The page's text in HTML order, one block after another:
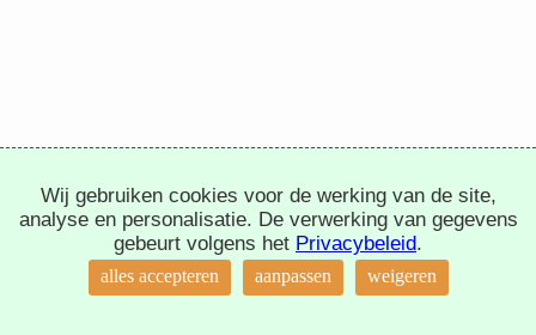
Wij gebruiken cookies voor de werking van de site,
analyse en personalisatie. De verwerking van gegevens
gebeurt volgens het Privacybeleid.
alles accepteren aanpassen weigeren